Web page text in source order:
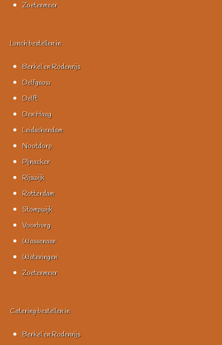
Zoetermeer
Lunch bestellen in
Berkel en Rodenrijs
Delfgauw
Delft
Den Haag
Leidschendam
Nootdorp
Pijnacker
Rijswijk
Rotterdam
Stompwijk
Voorburg
Wassenaar
Wateringen
Zoetermeer
Catering bestellen in
Berkel en Rodenrijs